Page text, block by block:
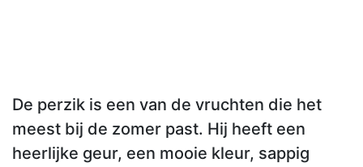
De perzik is een van de vruchten die het
meest bij de zomer past. Hij heeft een
heerlijke geur, een mooie kleur, sappig